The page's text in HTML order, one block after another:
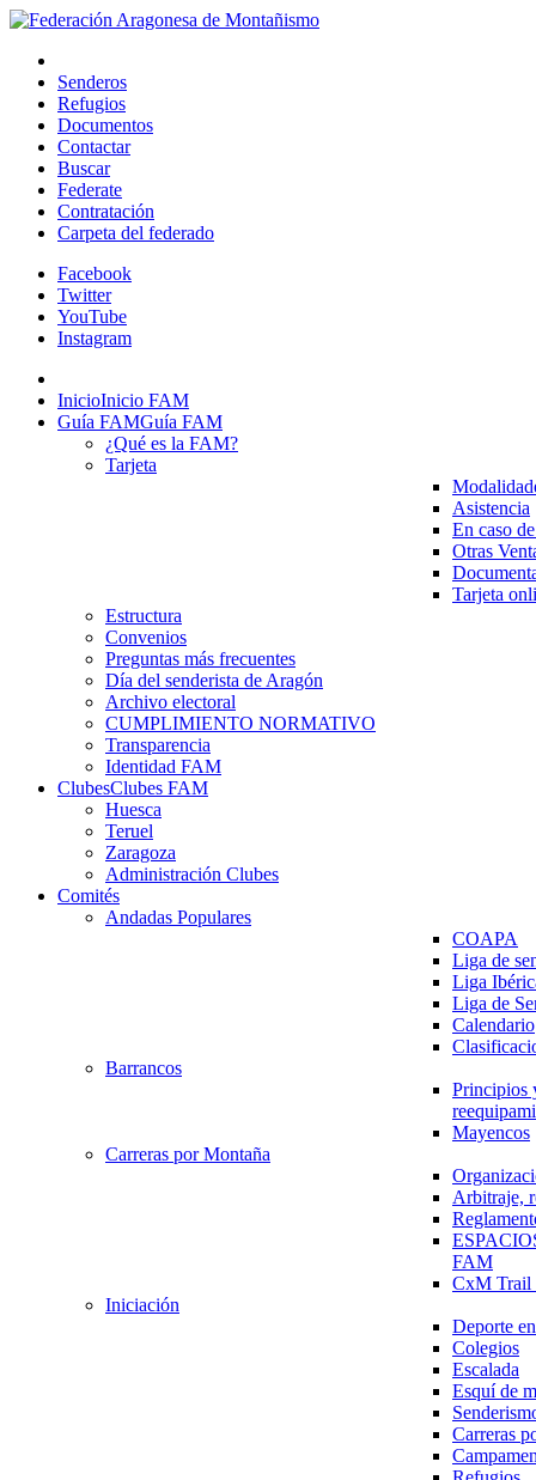
Senderos
Refugios
Documentos
Contactar
Buscar
Federate
Contratación
Carpeta del federado
Facebook
Twitter
YouTube
Instagram
InicioInicio FAM
Guía FAMGuía FAM
¿Qué es la FAM?
Tarjeta
Asistencia
En caso
Otras
Tarjeta
Estructura
Convenios
Preguntas más frecuentes
Día del senderista de Aragón
Archivo electoral
CUMPLIMIENTO NORMATIVO
Transparencia
Identidad FAM
ClubesClubes FAM
Huesca
Teruel
Zaragoza
Administración Clubes
Comités
Andadas Populares
COAPA
Liga de
Liga
Liga de
Calendario
Barrancos
Principios
Mayencos
Carreras por Montaña
Arbitraje,
FAM
CxM
Iniciación
Deporte
Colegios
Escalada
Esquí de
Carreras